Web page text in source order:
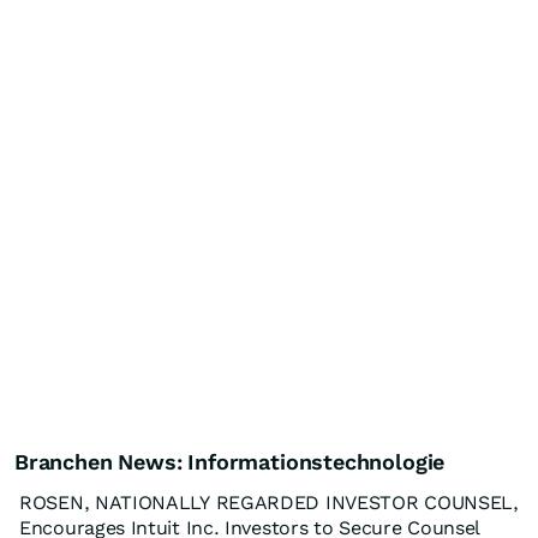
Branchen News: Informationstechnologie
ROSEN, NATIONALLY REGARDED INVESTOR COUNSEL,
Encourages Intuit Inc. Investors to Secure Counsel